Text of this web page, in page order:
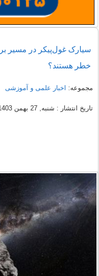
سیارک غول‌پیکر در مسیر
خطر هستند؟
مجموعه: اخبار علمی و آموزشی
تاریخ انتشار : شنبه, 27 بهمن 1403 13:57